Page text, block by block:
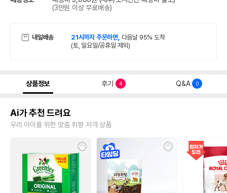
(3만원 이상 무료배송)
내일배송 21시까지 주문하면, 다음날 95% 도착
(토, 일요일/공휴일 제외)
상품정보 후기 4 Q&A 0
Ai가 추천 드려요
우리 아이를 위한 맞춤 취향 저격 상품